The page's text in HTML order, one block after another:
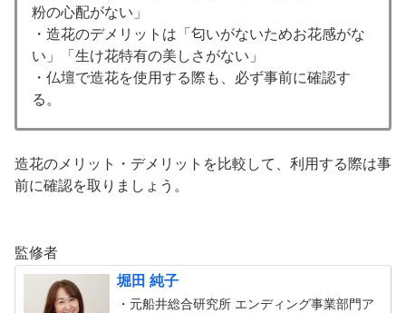
粉の心配がない」
・造花のデメリットは「匂いがないためお花感がな
い」「生け花特有の美しさがない」
・仏壇で造花を使用する際も、必ず事前に確認す
る。
造花のメリット・デメリットを比較して、利用する際は事
前に確認を取りましょう。
監修者
堀田 純子
・元船井総合研究所 エンディング事業部門ア